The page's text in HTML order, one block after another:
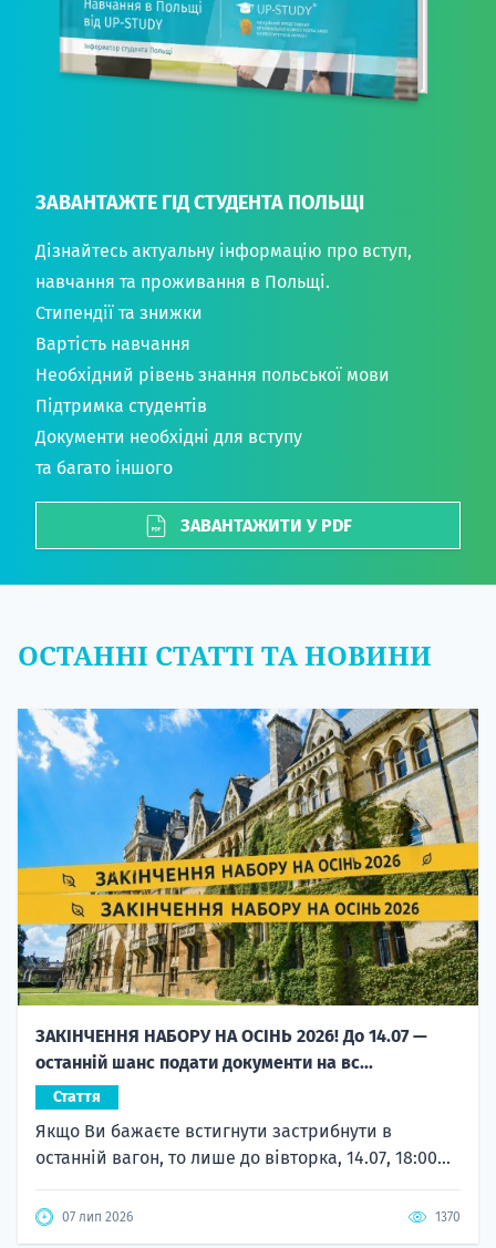
ЗАВАНТАЖТЕ ГІД СТУДЕНТА ПОЛЬЩІ
Дізнайтесь актуальну інформацію про вступ,
навчання та проживання в Польщі.
Стипендії та знижки
Вартість навчання
Необхідний рівень знання польської мови
Підтримка студентів
Документи необхідні для вступу
та багато іншого
ЗАВАНТАЖИТИ У PDF
ОСТАННІ СТАТТІ ТА НОВИНИ
ЗАКІНЧЕННЯ НАБОРУ НА ОСІНЬ 2026! До 14.07 —
останній шанс подати документи на вс...
Стаття
Якщо Ви бажаєте встигнути застрибнути в
останній вагон, то лише до вівторка, 14.07, 18:00...
07 лип 2026 1370